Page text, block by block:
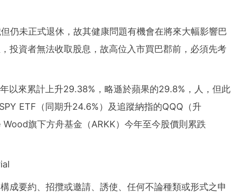
仍未正式退休，故其健康問題有機會在將來大幅影響巴
投資者無法收取股息，故高位入市買巴郡前，必須先考
以來累計上升29.38%，略遜於蘋果的29.8%，人，但此
ETF（同期升24.6%）及追蹤納指的QQQ（升
旗下方舟基金（ARKK）今年至今股價則累跌
成要約、招攬或邀請、誘使、任何不論種類或形式之申